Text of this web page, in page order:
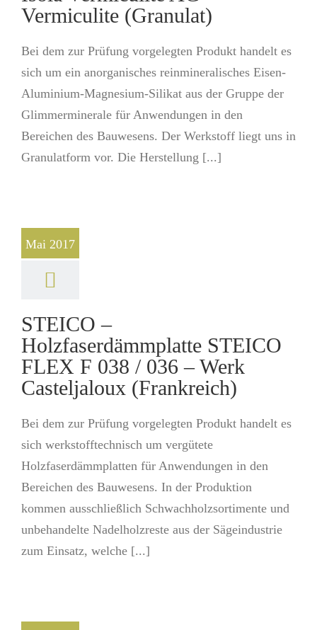
Vermiculite (Granulat)
Bei dem zur Prüfung vorgelegten Produkt handelt es
sich um ein anorganisches reinmineralisches Eisen-
Aluminium-Magnesium-Silikat aus der Gruppe der
Glimmerminerale für Anwendungen in den
Bereichen des Bauwesens. Der Werkstoff liegt uns in
Granulatform vor. Die Herstellung [...]
Mai 2017
STEICO –
Holzfaserdämmplatte STEICO
FLEX F 038 / 036 – Werk
Casteljaloux (Frankreich)
Bei dem zur Prüfung vorgelegten Produkt handelt es
sich werkstofftechnisch um vergütete
Holzfaserdämmplatten für Anwendungen in den
Bereichen des Bauwesens. In der Produktion
kommen ausschließlich Schwachholzsortimente und
unbehandelte Nadelholzreste aus der Sägeindustrie
zum Einsatz, welche [...]